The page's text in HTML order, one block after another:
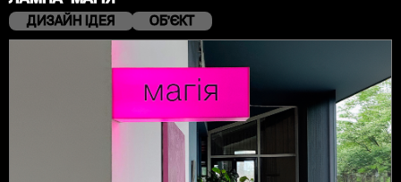
ДИЗАЙН ІДЕЯ ОБʼЄКТ